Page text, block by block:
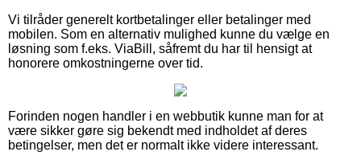
Vi tilråder generelt kortbetalinger eller betalinger med
mobilen. Som en alternativ mulighed kunne du vælge en
løsning som f.eks. ViaBill, såfremt du har til hensigt at
honorere omkostningerne over tid.
Forinden nogen handler i en webbutik kunne man for at
være sikker gøre sig bekendt med indholdet af deres
betingelser, men det er normalt ikke videre interessant.